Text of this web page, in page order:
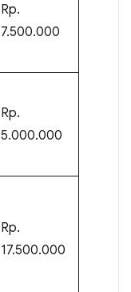
Rp.
7.500.000
Rp.
5.000.000
Rp.
17.500.000